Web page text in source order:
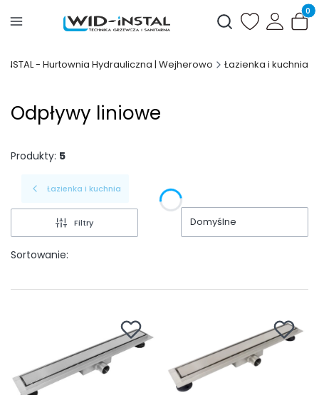
Otwórz
INSTAL - Hurtownia Hydrauliczna | Wejherowo Łazienka i kuchnia
Odpływy liniowe
Produkty: 5
Łazienka i kuchnia
Filtry
Sortowanie:
Domyślne